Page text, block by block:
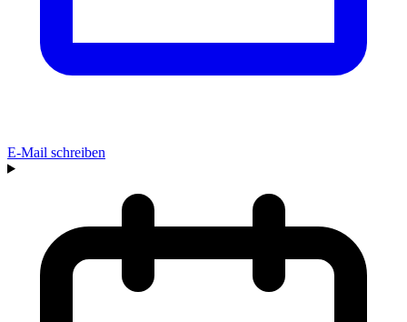
E-Mail schreiben